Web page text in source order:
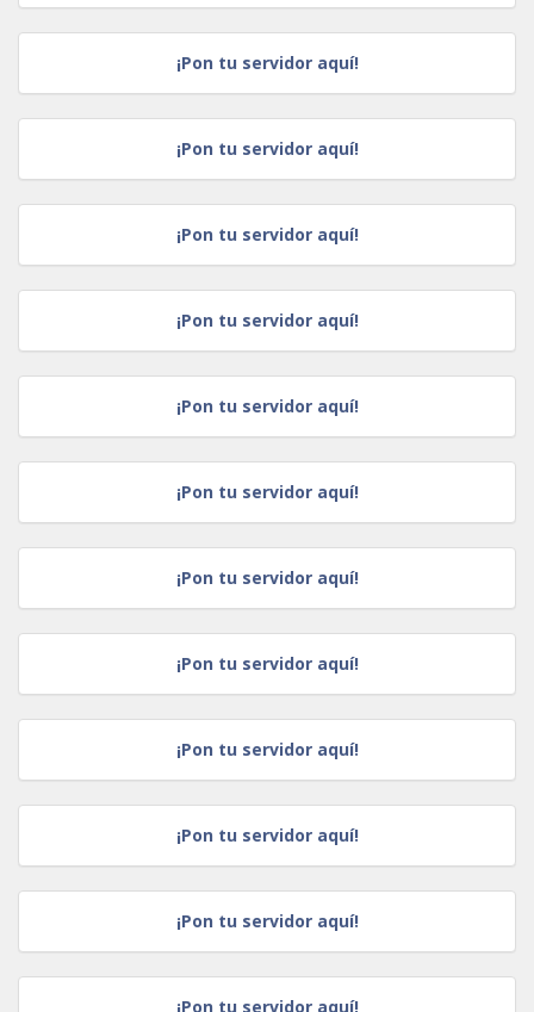
¡Pon tu servidor aquí!
¡Pon tu servidor aquí!
¡Pon tu servidor aquí!
¡Pon tu servidor aquí!
¡Pon tu servidor aquí!
¡Pon tu servidor aquí!
¡Pon tu servidor aquí!
¡Pon tu servidor aquí!
¡Pon tu servidor aquí!
¡Pon tu servidor aquí!
¡Pon tu servidor aquí!
¡Pon tu servidor aquí!